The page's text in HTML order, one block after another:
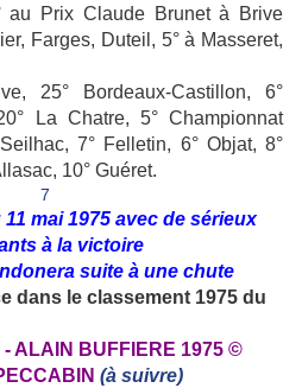
au Prix Claude Brunet à Brive
Farges, Duteil, 5° à Masseret,
25° Bordeaux-Castillon, 6°
La Chatre, 5° Championnat
7° Felletin, 6° Objat, 8°
10° Guéret.
mai 1975 avec de sérieux
à la victoire
suite à une chute
dans le classement 1975 du
- ALAIN BUFFIERE 1975 ©
(à suivre)